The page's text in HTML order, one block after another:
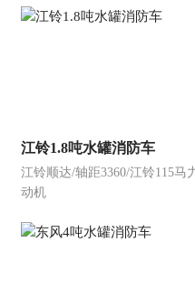
江铃1.8吨水罐消防车
江铃顺达/轴距3360/江铃115马
动机